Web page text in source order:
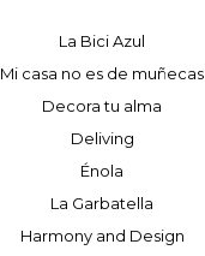
La Bici Azul
Mi casa no es de muñecas
Decora tu alma
Deliving
Énola
La Garbatella
Harmony and Design